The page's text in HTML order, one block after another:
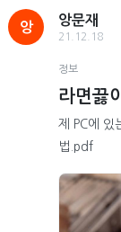
앙
앙문재
21.12.18
정보
라면끓
제 PC에 있
법.pdf